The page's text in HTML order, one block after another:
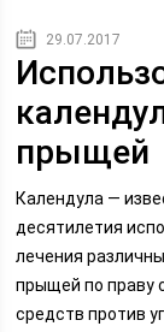
29.07.2017
прыщей
Календула —
десятилетия
лечения
прыщей по праву
средств против